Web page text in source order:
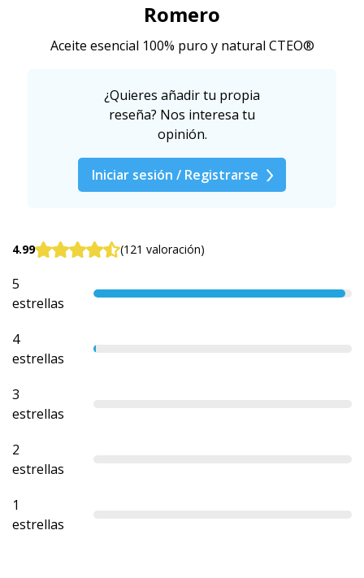
Romero
Aceite esencial 100% puro y natural CTEO®
¿Quieres añadir tu propia
reseña? Nos interesa tu
opinión.
Iniciar sesión / Registrarse
4.99 (121 valoración)
5
estrellas
4
estrellas
3
estrellas
2
estrellas
1
estrellas